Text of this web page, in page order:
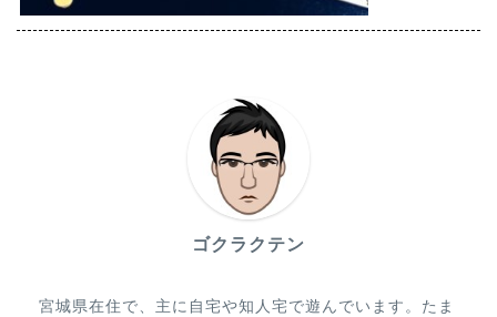
ゴクラクテン
宮城県在住で、主に自宅や知人宅で遊んでいます。たま